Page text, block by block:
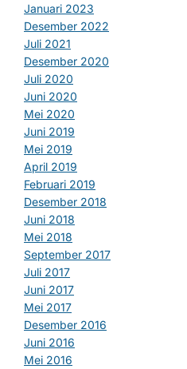
Januari 2023
Desember 2022
Juli 2021
Desember 2020
Juli 2020
Juni 2020
Mei 2020
Juni 2019
Mei 2019
April 2019
Februari 2019
Desember 2018
Juni 2018
Mei 2018
September 2017
Juli 2017
Juni 2017
Mei 2017
Desember 2016
Juni 2016
Mei 2016